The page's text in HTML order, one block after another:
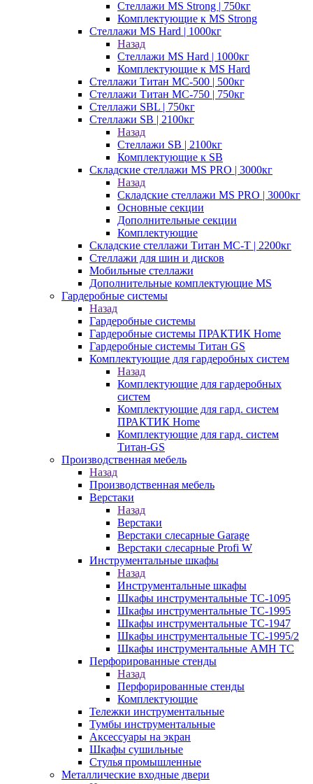
Стеллажи MS Strong | 750кг
Комплектующие к MS Strong
Стеллажи MS Hard | 1000кг
Назад
Стеллажи MS Hard | 1000кг
Комплектующие к MS Hard
Стеллажи Титан МС-500 | 500кг
Стеллажи Титан МС-750 | 750кг
Стеллажи SBL | 750кг
Стеллажи SB | 2100кг
Назад
Стеллажи SB | 2100кг
Комплектующие к SB
Складские стеллажи MS PRO | 3000кг
Назад
Складские стеллажи MS PRO | 3000кг
Основные секции
Дополнительные секции
Комплектующие
Складские стеллажи Титан МС-Т | 2200кг
Стеллажи для шин и дисков
Мобильные стеллажи
Дополнительные комплектующие MS
Гардеробные системы
Назад
Гардеробные системы
Гардеробные системы ПРАКТИК Home
Гардеробные системы Титан GS
Комплектующие для гардеробных систем
Назад
Комплектующие для гардеробных
систем
Комплектующие для гард. систем
ПРАКТИК Home
Комплектующие для гард. систем
Титан-GS
Производственная мебель
Назад
Производственная мебель
Верстаки
Назад
Верстаки
Верстаки слесарные Garage
Верстаки слесарные Profi W
Инструментальные шкафы
Назад
Инструментальные шкафы
Шкафы инструментальные TC-1095
Шкафы инструментальные TC-1995
Шкафы инструментальные TC-1947
Шкафы инструментальные TC-1995/2
Шкафы инструментальные AMH TC
Перфорированные стенды
Назад
Перфорированные стенды
Комплектующие
Тележки инструментальные
Тумбы инструментальные
Аксессуары на экран
Шкафы сушильные
Стулья промышленные
Металлические входные двери